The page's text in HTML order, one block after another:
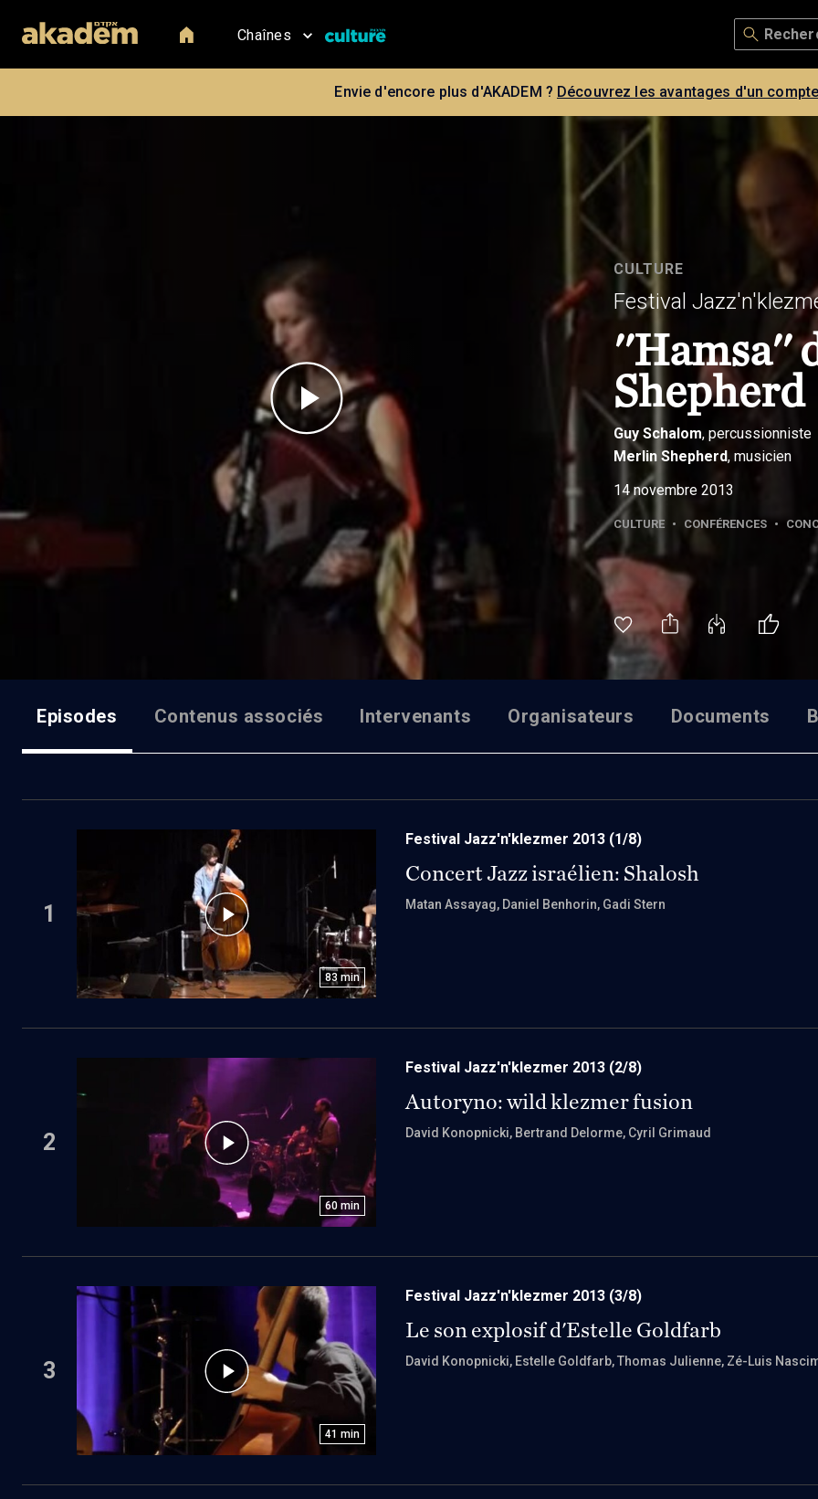
Chaînes
Envie d'encore plus d'AKADEM ? Découvrez les avantages d'un
CULTURE
Festival
''Hamsa''
Shepherd
Guy Schalom, percussionniste
Merlin Shepherd, musicien
14 novembre 2013
CULTURE • CONFÉRENCES •
Episodes Contenus associés Intervenants Organisateurs Documents
1
83 min
Festival Jazz'n'klezmer 2013 (1/8)
Concert Jazz israélien: Shalosh
Matan Assayag, Daniel Benhorin, Gadi Stern
2
60 min
Festival Jazz'n'klezmer 2013 (2/8)
Autoryno: wild klezmer fusion
David Konopnicki, Bertrand Delorme, Cyril Grimaud
3
41 min
Festival Jazz'n'klezmer 2013 (3/8)
Le son explosif d'Estelle Goldfarb
David Konopnicki, Estelle Goldfarb, Thomas Julienne, Zé-Luis